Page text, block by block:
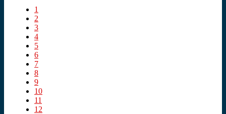
1
2
3
4
5
6
7
8
9
10
11
12